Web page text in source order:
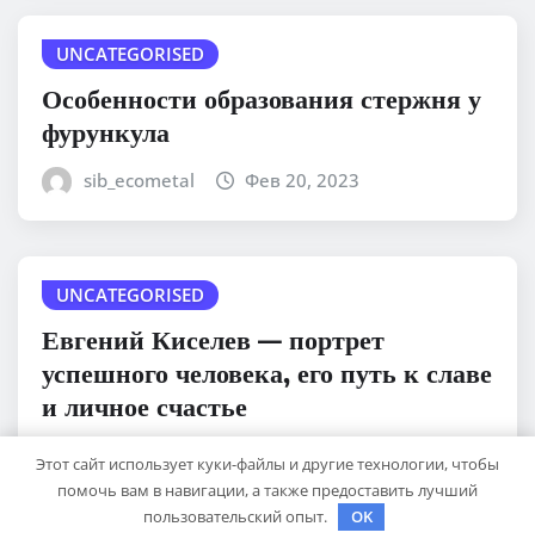
UNCATEGORISED
Особенности образования стержня у
фурункула
sib_ecometal Фев 20, 2023
UNCATEGORISED
Евгений Киселев — портрет
успешного человека, его путь к славе
и личное счастье
sib_ecometal Фев 20, 2023
Этот сайт использует куки-файлы и другие технологии, чтобы
помочь вам в навигации, а также предоставить лучший
пользовательский опыт.
OK